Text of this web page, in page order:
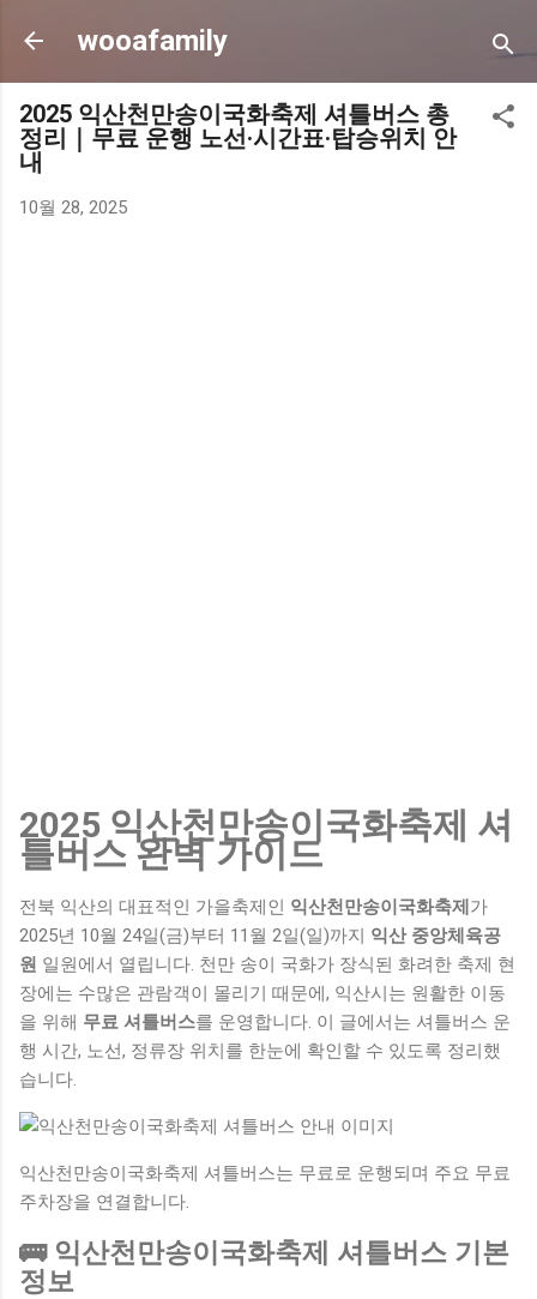
기본 콘텐츠로 건너뛰기
wooafamily
2025 익산천만송이국화축제 셔틀버스 총
정리｜무료 운행 노선·시간표·탑승위치 안
내
10월 28, 2025
2025 익산천만송이국화축제 셔
틀버스 완벽 가이드
전북 익산의 대표적인 가을축제인 익산천만송이국화축제 가
2025년 10월 24일(금)부터 11월 2일(일)까지 익산 중앙체육공
원 일원에서 열립니다. 천만 송이 국화가 장식된 화려한 축제 현
장에는 수많은 관람객이 몰리기 때문에, 익산시는 원활한 이동
을 위해 무료 셔틀버스를 운영합니다. 이 글에서는 셔틀버스 운
행 시간, 노선, 정류장 위치를 한눈에 확인할 수 있도록 정리했
습니다.
익산천만송이국화축제 셔틀버스는 무료로 운행되며 주요 무료
주차장을 연결합니다.
🚌 익산천만송이국화축제 셔틀버스 기본
정보